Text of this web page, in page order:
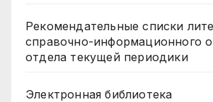
Рекомендательные списки
справочно-информационного
отдела текущей периодики
Электронная библиотека